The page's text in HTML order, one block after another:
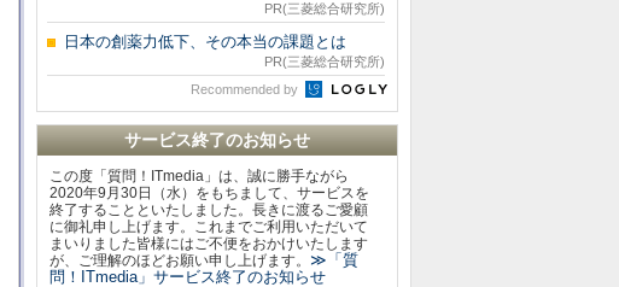
PR(三菱総合研究所)
日本の創薬力低下、その本当の課題とは
PR(三菱総合研究所)
Recommended by
サービス終了のお知らせ
この度「質問！ITmedia」は、誠に勝手ながら
2020年9月30日（水）をもちまして、サービスを
終了することといたしました。長きに渡るご愛顧
に御礼申し上げます。これまでご利用いただいて
まいりました皆様にはご不便をおかけいたします
が、ご理解のほどお願い申し上げます。 ≫「質
問！ITmedia」サービス終了のお知らせ